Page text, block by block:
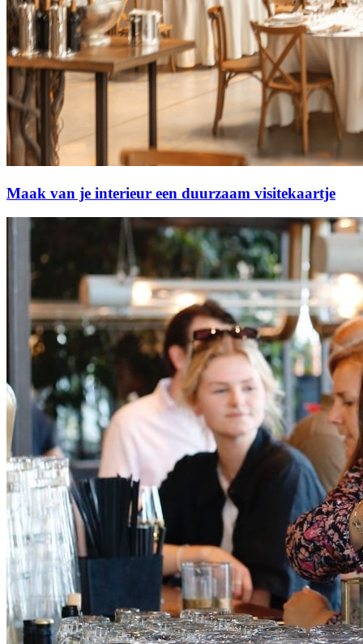
Maak van je interieur een duurzaam visitekaartje